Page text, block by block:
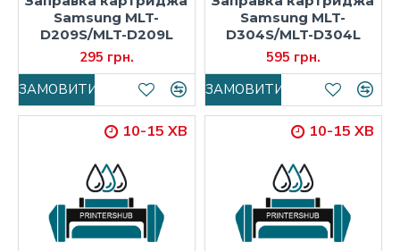
Samsung MLT-
D209S/MLT-D209L
295 грн.
ЗАМОВИТИ
Samsung MLT-
D304S/MLT-D304L
595 грн.
ЗАМОВИТИ
10-15 ХВ 10-15 ХВ